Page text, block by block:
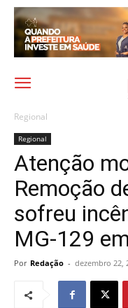
Regional
Regional
Atenção
Remoção
sofreu
MG-129
Por Redação - dezembro 22,